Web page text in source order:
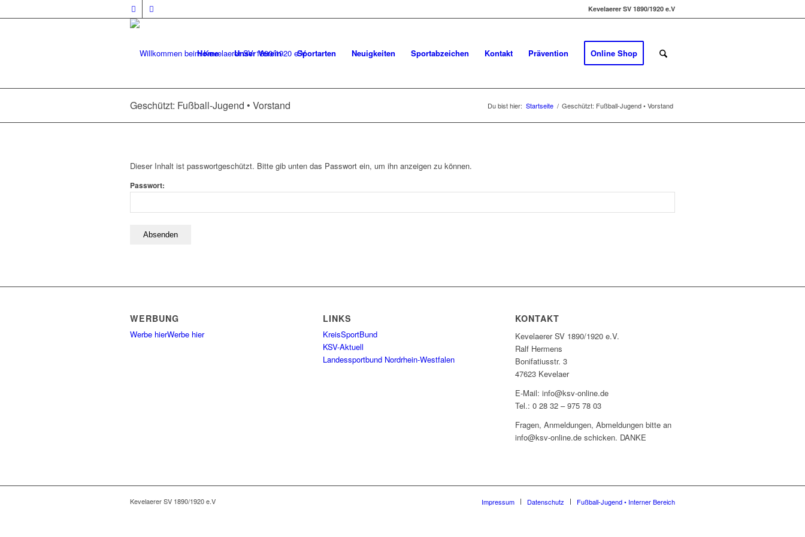
Kevelaerer SV 1890/1920 e.V
Home Unser Verein Sportarten Neuigkeiten Sportabzeichen Kontakt Prävention Online Shop
Geschützt: Fußball-Jugend • Vorstand Du bist hier: Startseite / Geschützt: Fußball-Jugend • Vorstand
Dieser Inhalt ist passwortgeschützt. Bitte gib unten das Passwort ein, um ihn anzeigen zu können.
Passwort:
WERBUNG
Werbe hierWerbe hier
LINKS
KreisSportBund
KSV-Aktuell
Landessportbund Nordrhein-Westfalen
KONTAKT
Kevelaerer SV 1890/1920 e.V.
Ralf Hermens
Bonifatiusstr. 3
47623 Kevelaer
E-Mail: info@ksv-online.de
Tel.: 0 28 32 – 975 78 03
Fragen, Anmeldungen, Abmeldungen bitte an
info@ksv-online.de schicken. DANKE
Kevelaerer SV 1890/1920 e.V Impressum Datenschutz Fußball-Jugend • Interner Bereich